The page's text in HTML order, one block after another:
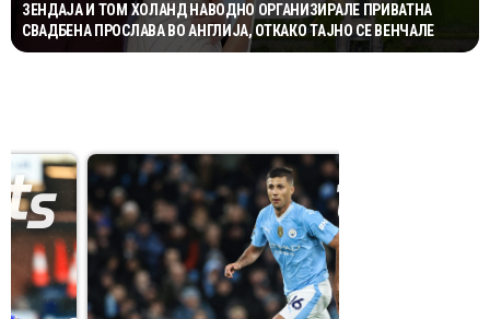
ЗЕНДАЈА И ТОМ ХОЛАНД НАВОДНО ОРГАНИЗИРАЛЕ ПРИВАТНА
СВАДБЕНА ПРОСЛАВА ВО АНГЛИЈА, ОТКАКО ТАЈНО СЕ ВЕНЧАЛЕ